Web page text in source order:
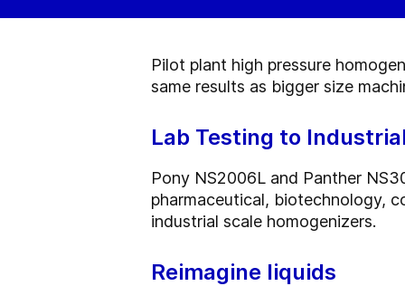
Pilot plant high pressure
same results as bigger size
Lab Testing to
Pony NS2006L and Panther
pharmaceutical, biotechnology,
industrial scale homogenizers.
Reimagine liquids